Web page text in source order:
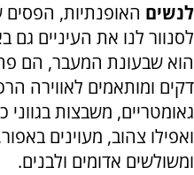
לנשים האופנתיות, הפסים
לסנוור לנו את העיניים גם
הוא שבעונת המעבר, הם
דקים ומותאמים לאווירה
גאומטריים, משבצות
ואפילו צהוב, מעוינים
ומשולשים אדומים ולבנים.